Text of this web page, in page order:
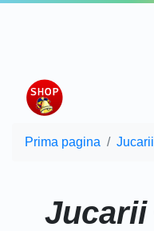
Prima pagina Jucarii
Jucarii